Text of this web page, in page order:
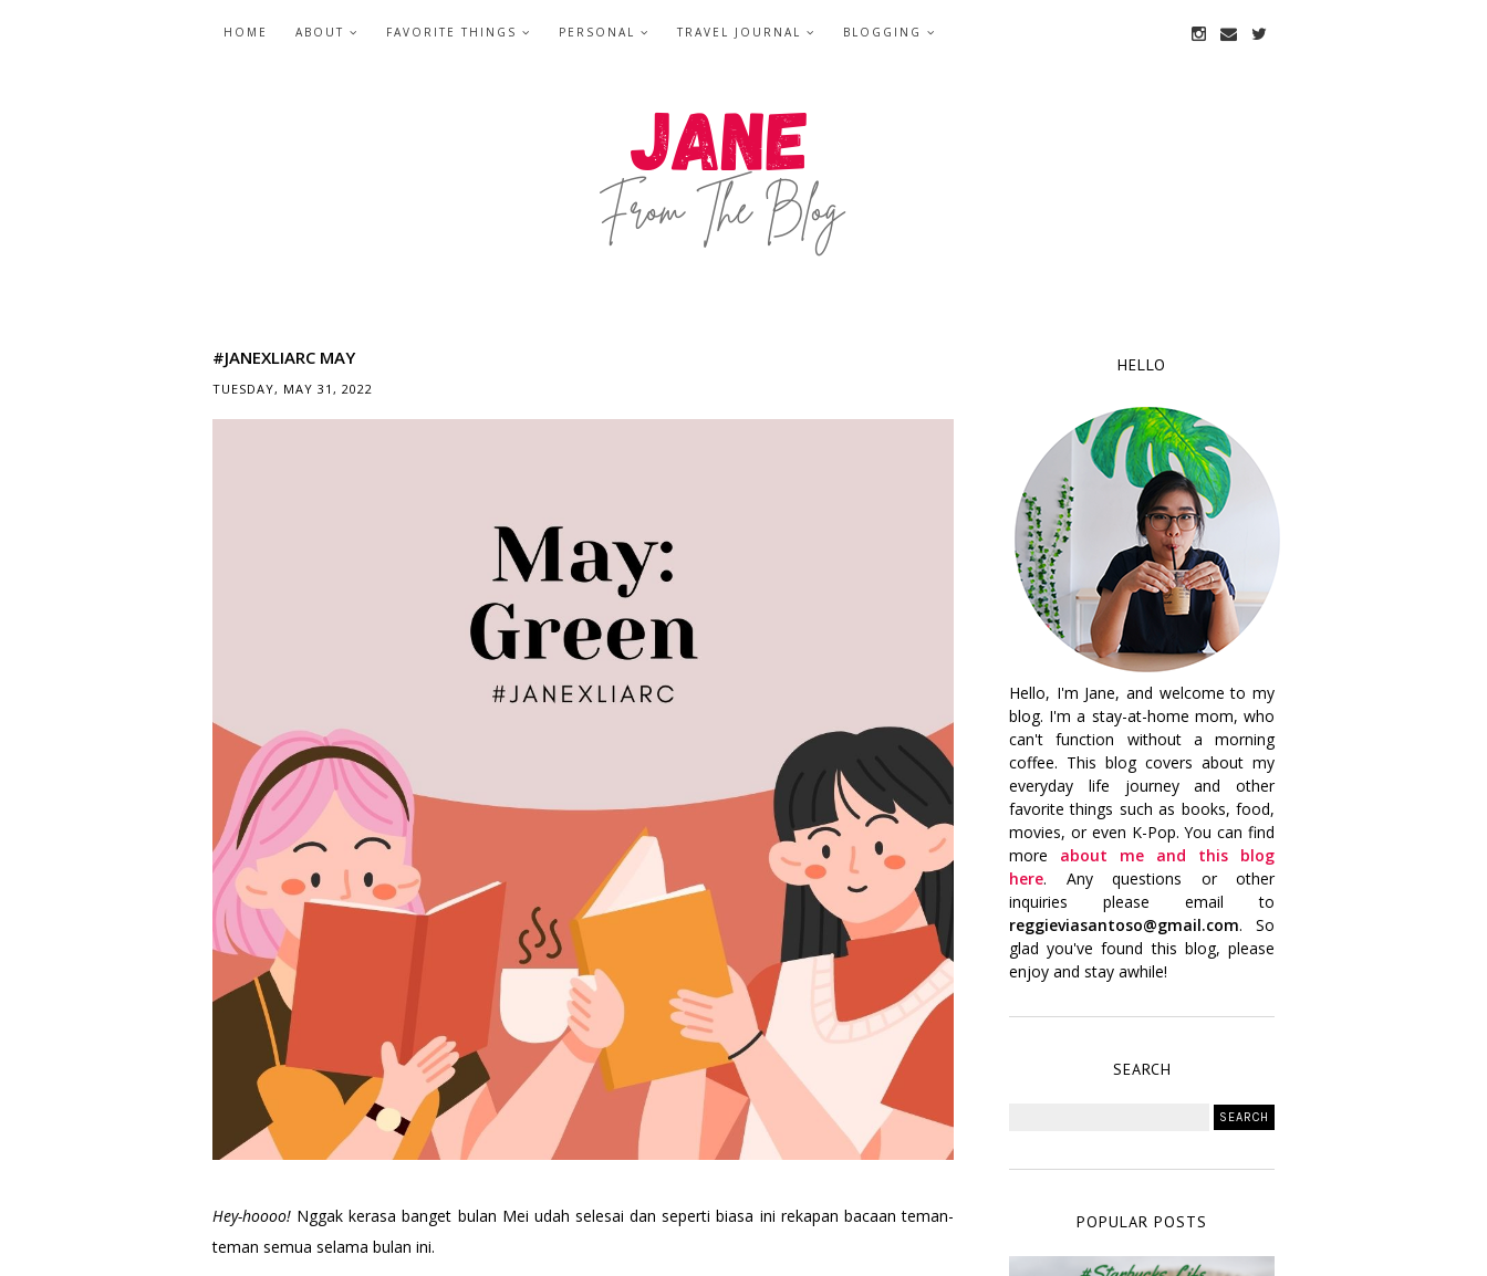
HOME ABOUT FAVORITE THINGS PERSONAL TRAVEL JOURNAL BLOGGING
#JANEXLIARC MAY
TUESDAY, MAY 31, 2022
Hey-hoooo! Nggak kerasa banget bulan Mei udah selesai dan seperti biasa ini rekapan bacaan teman-
teman semua selama bulan ini.
HELLO
Hello, I'm Jane, and welcome to my
blog. I'm a stay-at-home mom, who
can't function without a morning
coffee. This blog covers about my
everyday life journey and other
favorite things such as books, food,
movies, or even K-Pop. You can find
more about me and this blog
here. Any questions or other
inquiries please email to
reggieviasantoso@gmail.com. So
glad you've found this blog, please
enjoy and stay awhile!
SEARCH
POPULAR POSTS